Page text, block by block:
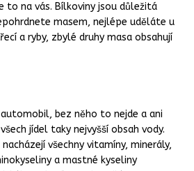
to na vás. Bílkoviny jsou důležitá
masem, nejlépe uděláte u
a ryby, zbylé druhy masa obsahují
bez něho to nejde a ani
jídel taky nejvyšší obsah vody.
všechny vitamíny, minerály,
a mastné kyseliny